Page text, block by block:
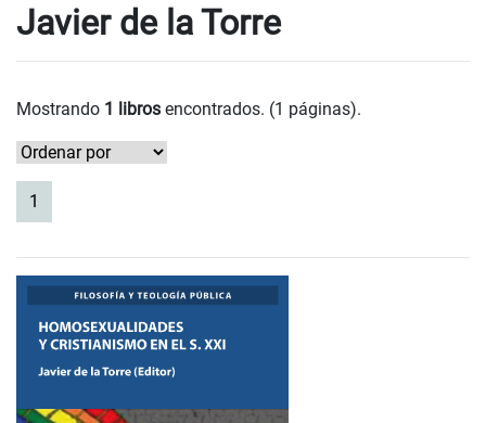
Javier de la Torre
Mostrando 1 libros encontrados. (1 páginas).
1